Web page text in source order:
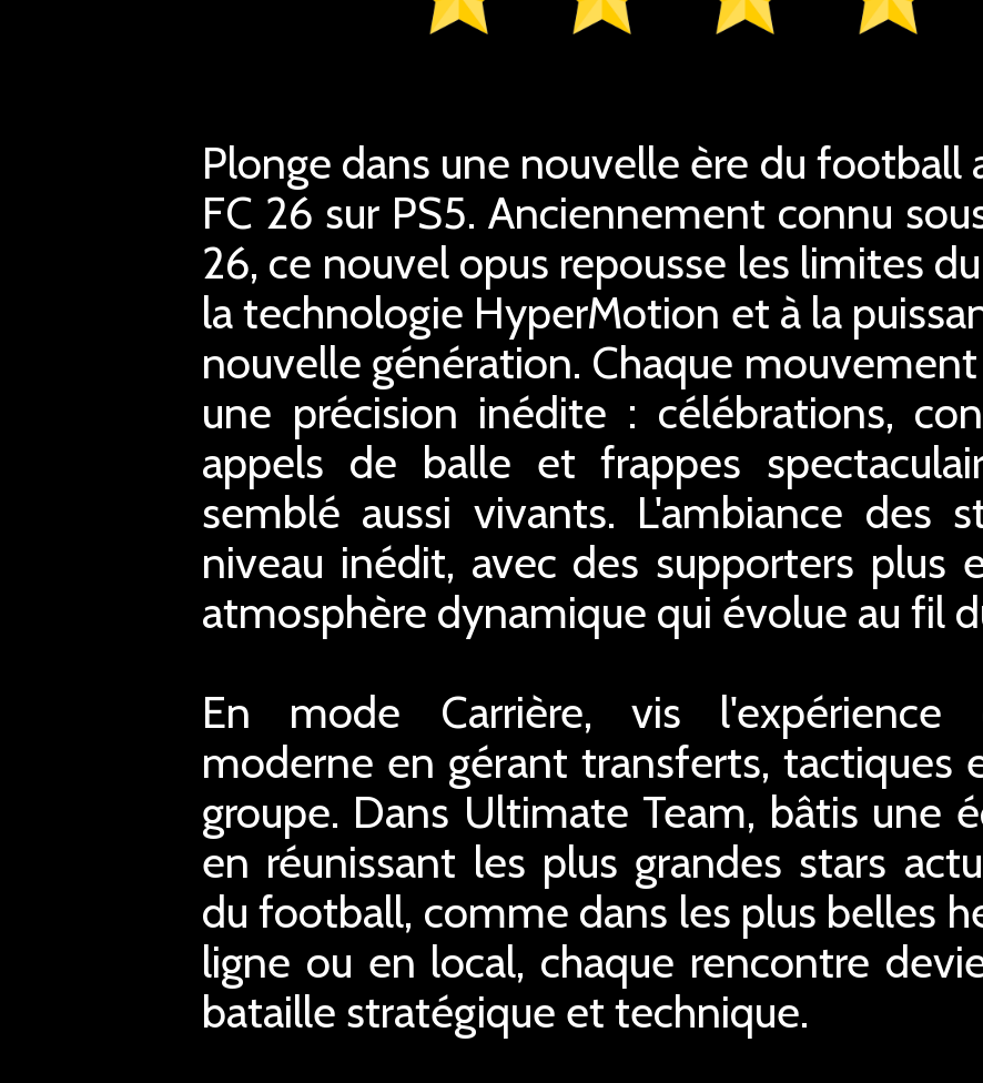
Plonge dans une nouvelle ère du football
FC 26 sur PS5. Anciennement connu
26, ce nouvel opus repousse les limites
la technologie HyperMotion et à la
nouvelle génération. Chaque
une précision inédite : célébrations,
appels de balle et frappes
semblé aussi vivants. L'ambiance des
niveau inédit, avec des supporters plus
atmosphère dynamique qui évolue au fil
En mode Carrière, vis l'expérience
moderne en gérant transferts, tactiques
groupe. Dans Ultimate Team, bâtis une
en réunissant les plus grandes stars
du football, comme dans les plus belles
ligne ou en local, chaque rencontre
bataille stratégique et technique.